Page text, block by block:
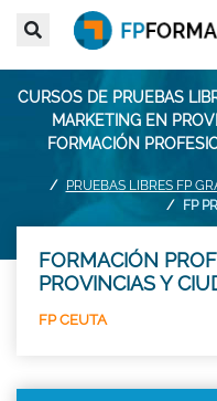
CURSOS DE PRUEBAS
MARKETING EN
FORMACIÓN
PRUEBAS LIBRES FP
FP
FORMACIÓN
PROVINCIAS Y
FP CEUTA